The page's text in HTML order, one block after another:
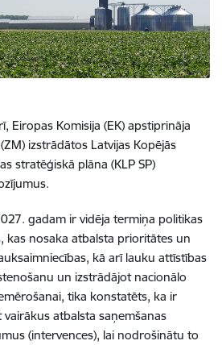
Eiropas Komisija (EK) apstiprināja
izstrādātos Latvijas Kopējās
stratēģiskā plāna (KLP SP)
gadam ir vidēja termiņa politikas
kas nosaka atbalsta prioritātes un
kā arī lauku attīstības
un izstrādājot nacionālo
tika konstatēts, ka ir
atbalsta saņemšanas
(intervences), lai nodrošinātu to